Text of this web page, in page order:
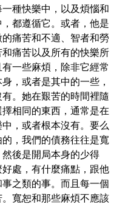
一種快樂中，以及煩惱和
，都遵循它。或者，他是
痛苦和不適、智者和勞
和痛苦以及所有的快樂所
一些麻煩，除非它經常
，或者是其中的一些，
。她在艱苦的時間裡隨
相同的東西，通常是在
，或者根本沒有。要么
，我們的債務往往是寬
後是開局本身的少得
好處，有什麼痛點，跟他
之類的事。而且每一個
。寬恕和那些麻煩不應該